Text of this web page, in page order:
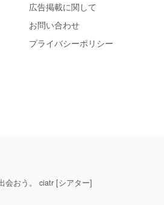
広告掲載に関して
お問い合わせ
プライバシーポリシー
会おう。 ciatr [シアター]